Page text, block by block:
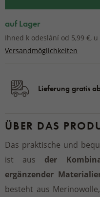
auf Lager
Ihned k odeslání od 5,99 €,
Versandmöglichkeiten
Lieferung gratis
ÜBER DAS
Das praktische und
ist aus der
ergänzender
besteht aus